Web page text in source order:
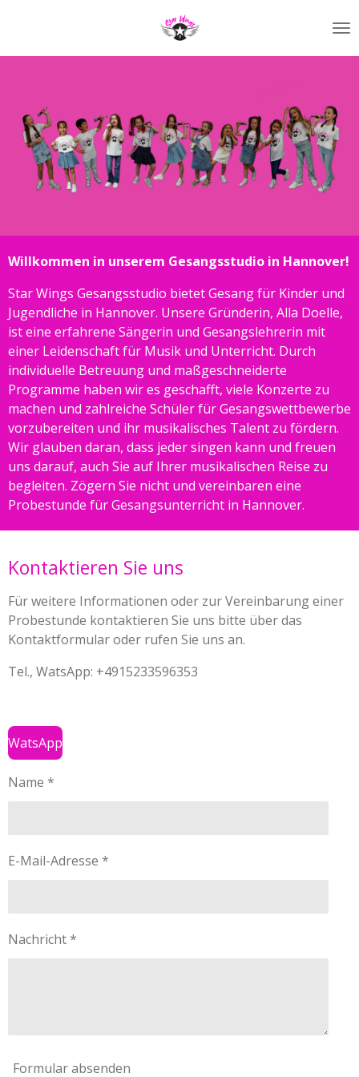
springen
Willkommen in unserem Gesangsstudio in Hannover!
Star Wings Gesangsstudio bietet Gesang für Kinder und
Jugendliche in Hannover. Unsere Gründerin, Alla Doelle,
ist eine erfahrene Sängerin und Gesangslehrerin mit
einer Leidenschaft für Musik und Unterricht. Durch
individuelle Betreuung und maßgeschneiderte
Programme haben wir es geschafft, viele Konzerte zu
machen und zahlreiche Schüler für Gesangswettbewerbe
vorzubereiten und ihr musikalisches Talent zu fördern.
Wir glauben daran, dass jeder singen kann und freuen
uns darauf, auch Sie auf Ihrer musikalischen Reise zu
begleiten. Zögern Sie nicht und vereinbaren eine
Probestunde für Gesangsunterricht in Hannover.
Kontaktieren Sie uns
Für weitere Informationen oder zur Vereinbarung einer
Probestunde kontaktieren Sie uns bitte über das
Kontaktformular oder rufen Sie uns an.
Tel., WatsApp: +4915233596353
WatsApp
Name *
E-Mail-Adresse *
Nachricht *
Formular absenden